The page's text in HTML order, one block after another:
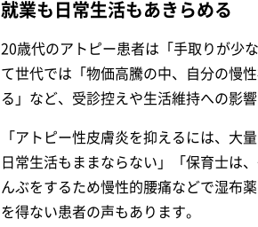
就業も日常生活もあきらめる
20歳代のアトピー患者は「手取りが少
て世代では「物価高騰の中、自分の慢
る」など、受診控えや生活維持への影
「アトピー性皮膚炎を抑えるには、大
日常生活もままならない」「保育士は
んぶをするため慢性的腰痛などで湿布
を得ない患者の声もあります。